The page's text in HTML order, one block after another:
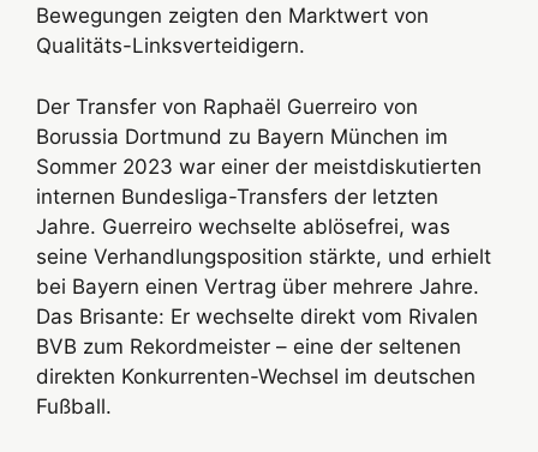
Bewegungen zeigten den Marktwert von
Qualitäts-Linksverteidigern.
Der Transfer von Raphaël Guerreiro von
Borussia Dortmund zu Bayern München im
Sommer 2023 war einer der meistdiskutierten
internen Bundesliga-Transfers der letzten
Jahre. Guerreiro wechselte ablösefrei, was
seine Verhandlungsposition stärkte, und erhielt
bei Bayern einen Vertrag über mehrere Jahre.
Das Brisante: Er wechselte direkt vom Rivalen
BVB zum Rekordmeister – eine der seltenen
direkten Konkurrenten-Wechsel im deutschen
Fußball.